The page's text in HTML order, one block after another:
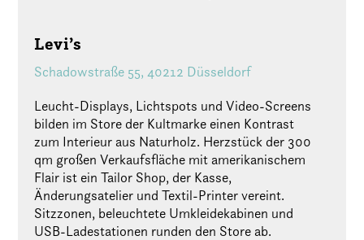
Levi’s
Schadowstraße 55, 40212 Düsseldorf
Leucht-Displays, Lichtspots und Video-Screens
bilden im Store der Kultmarke einen Kontrast
zum Interieur aus Naturholz. Herzstück der 300
qm großen Verkaufsfläche mit amerikanischem
Flair ist ein Tailor Shop, der Kasse,
Änderungsatelier und Textil-Printer vereint.
Sitzzonen, beleuchtete Umkleidekabinen und
USB-Ladestationen runden den Store ab.